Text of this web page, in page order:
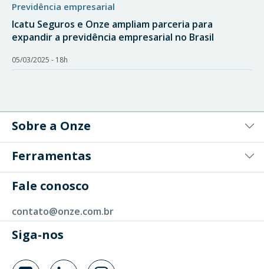
previdência empresarial
Icatu Seguros e Onze ampliam parceria para
expandir a previdência empresarial no Brasil
05/03/2025 - 18h
Sobre a Onze
Ferramentas
Fale conosco
contato@onze.com.br
Siga-nos